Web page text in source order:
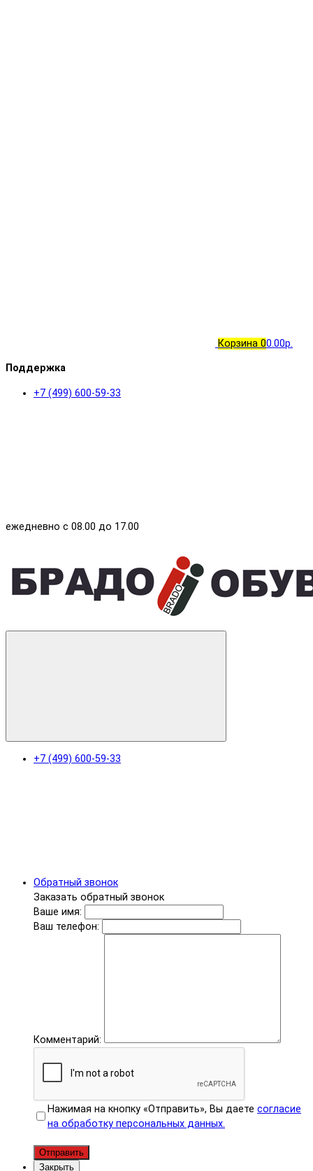
Корзина 00.00р.
Поддержка
+7 (499) 600-59-33
ежедневно с 08.00 до 17.00
+7 (499) 600-59-33
Обратный звонок
Заказать обратный звонок
Ваше имя:
Ваш телефон:
Комментарий:
Нажимая на кнопку «Отправить», Вы даете согласие
на обработку персональных данных.
Отправить
Закрыть